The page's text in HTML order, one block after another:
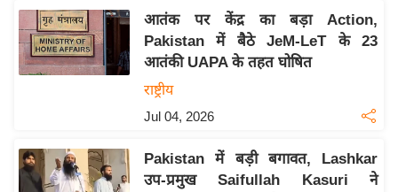
2
6
क्रा
-
पे
आतंक पर केंद्र का बड़ा Action,
Pakistan में बैठे JeM-LeT के 23
आतंकी UAPA के तहत घोषित
राष्ट्रीय
Jul 04, 2026
Pakistan में बड़ी बगावत, Lashkar
उप-प्रमुख Saifullah Kasuri ने